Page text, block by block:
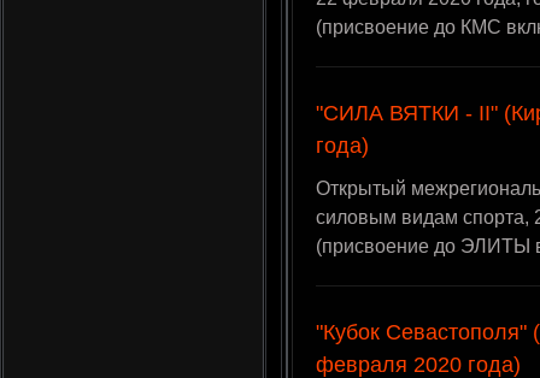
(присвоение до КМС
"СИЛА ВЯТКИ - II"
года)
Открытый
силовым видам спорта,
(присвоение до ЭЛИТЫ
"Кубок Севастополя"
февраля 2020 года)